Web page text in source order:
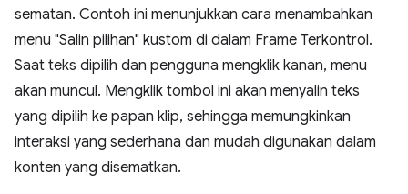
sematan. Contoh ini menunjukkan cara menambahkan
menu "Salin pilihan" kustom di dalam Frame Terkontrol.
Saat teks dipilih dan pengguna mengklik kanan, menu
akan muncul. Mengklik tombol ini akan menyalin teks
yang dipilih ke papan klip, sehingga memungkinkan
interaksi yang sederhana dan mudah digunakan dalam
konten yang disematkan.